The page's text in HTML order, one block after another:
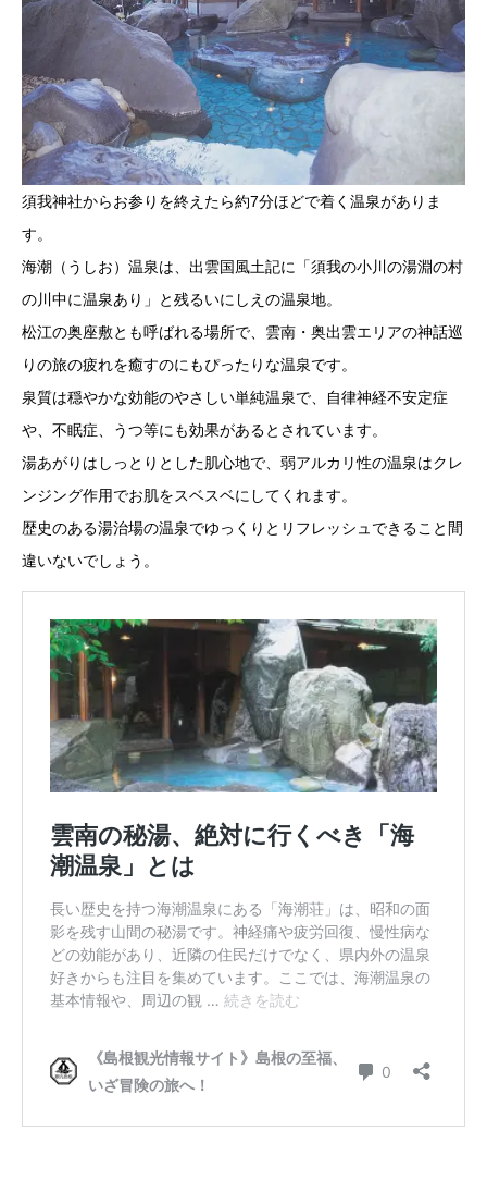
須我神社からお参りを終えたら約7分ほどで着く温泉がありま
す。
海潮（うしお）温泉は、出雲国風土記に「須我の小川の湯淵の村
の川中に温泉あり」と残るいにしえの温泉地。
松江の奥座敷とも呼ばれる場所で、雲南・奥出雲エリアの神話巡
りの旅の疲れを癒すのにもぴったりな温泉です。
泉質は穏やかな効能のやさしい単純温泉で、自律神経不安定症
や、不眠症、うつ等にも効果があるとされています。
湯あがりはしっとりとした肌心地で、弱アルカリ性の温泉はクレ
ンジング作用でお肌をスベスベにしてくれます。
歴史のある湯治場の温泉でゆっくりとリフレッシュできること間
違いないでしょう。